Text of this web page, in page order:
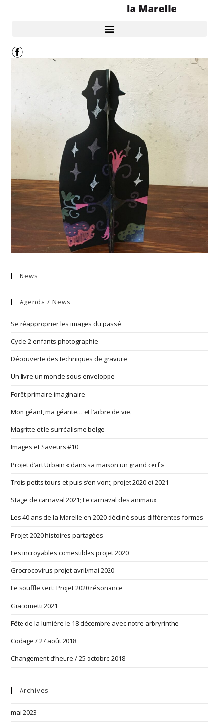
News
Agenda / News
Se réapproprier les images du passé
Cycle 2 enfants photographie
Découverte des techniques de gravure
Un livre un monde sous enveloppe
Forêt primaire imaginaire
Mon géant, ma géante… et l’arbre de vie.
Magritte et le surréalisme belge
Images et Saveurs #10
Projet d’art Urbain « dans sa maison un grand cerf »
Trois petits tours et puis s’en vont; projet 2020 et 2021
Stage de carnaval 2021; Le carnaval des animaux
Les 40 ans de la Marelle en 2020 décliné sous différentes formes
Projet 2020 histoires partagées
Les incroyables comestibles projet 2020
Grocrocovirus projet avril/mai 2020
Le souffle vert: Projet 2020 résonance
Giacometti 2021
Fête de la lumière le 18 décembre avec notre arbryrinthe
Codage / 27 août 2018
Changement d’heure / 25 octobre 2018
Archives
mai 2023